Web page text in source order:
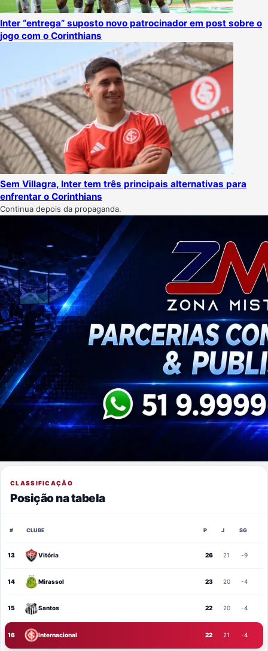
Inter “entrega” suposto novo patrocinador em post sobre o
jogo com o Corinthians
Sem Villagra, Inter tem três principais alternativas para
enfrentar o Corinthians
Continua depois da propaganda.
CLASSIFICAÇÃO
Posição na tabela
# CLUBE P J SG
13 Vitória 26 21 -9
14 Mirassol 23 20 -4
15 Santos 22 20 -4
16 Internacional 22 21 -4